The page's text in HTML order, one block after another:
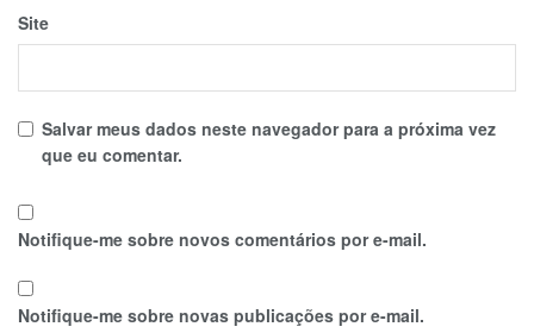
Site
Salvar meus dados neste navegador para a próxima vez
que eu comentar.
Notifique-me sobre novos comentários por e-mail.
Notifique-me sobre novas publicações por e-mail.